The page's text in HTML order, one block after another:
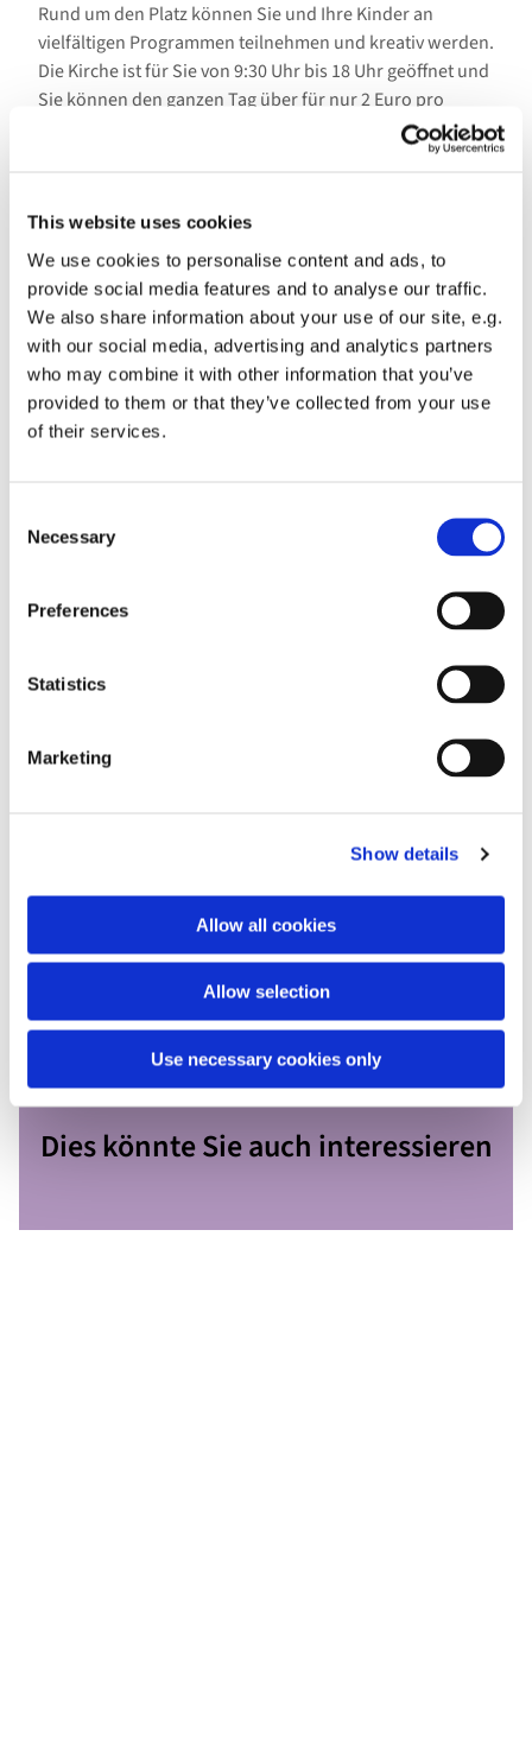
This website uses cookies
We use cookies to personalise content and ads, to
provide social media features and to analyse our traffic.
We also share information about your use of our site, e.g.
with our social media, advertising and analytics partners
who may combine it with other information that you’ve
provided to them or that they’ve collected from your use
of their services.
Selection
Necessary
Preferences
Statistics
Marketing
Show details
Allow all cookies
Allow selection
Use necessary cookies only
Rund um den Platz können Sie und Ihre Kinder an
vielfältigen Programmen teilnehmen und kreativ werden.
Die Kirche ist für Sie von 9:30 Uhr bis 18 Uhr geöffnet und
Sie können den ganzen Tag über für nur 2 Euro pro
Person unseren Turmaufstieg erkunden und die Aussicht
winterlicher Atmosphäre mit Feuerschale und dem
Kreisposaunenchor Potsdam auf unseren Stufen.
Herzlich willkommen mit oder ohne Laterne zu
Abendliedern zum Mitsingen und Mitschunkeln.
Im Anschluss bieten wir um 17:15 Uhr eine kostenlose
Taschenlampenführung mit Anna Bräutigam an
(Taschenlampen bitte selbst mitbringen!) sowie um 18
die Musik von Albert Schwericke.
Garnisonkirche
Übrigen sorgt das Café Central gegenüber der St.-
Nikolaikirche bis 18 Uhr für kulinarische Angebote.
beachten, sich warm zu kleiden und rutschfestes
Dies könnte Sie auch interessieren